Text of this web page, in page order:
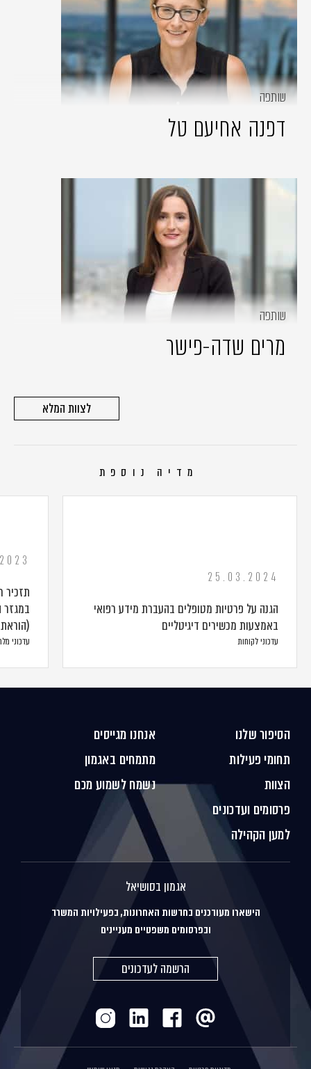
שותפה
דפנה אחיעם טל
שותפה
מרים שדה-פישר
לצוות המלא
מדיה נוספת
25.03.2024
הגנה על פרטיות מטופלים בהעברת מידע רפואי
באמצעות מכשירים דיגיטליים
עדכוני לקוחות
תזכיר
במגזר
עדכוני
הסיפור שלנו
תחומי פעילות
הצוות
פרסומים ועדכונים
למען הקהילה
אנחנו מגייסים
מתמחים באגמון
נשמח לשמוע מכם
אגמון בסושיאל
הישארו מעודכנים בחדשות האחרונות, בפעילויות המשרד
ובפרסומים משפטיים מעניינים
הרשמה לעדכונים